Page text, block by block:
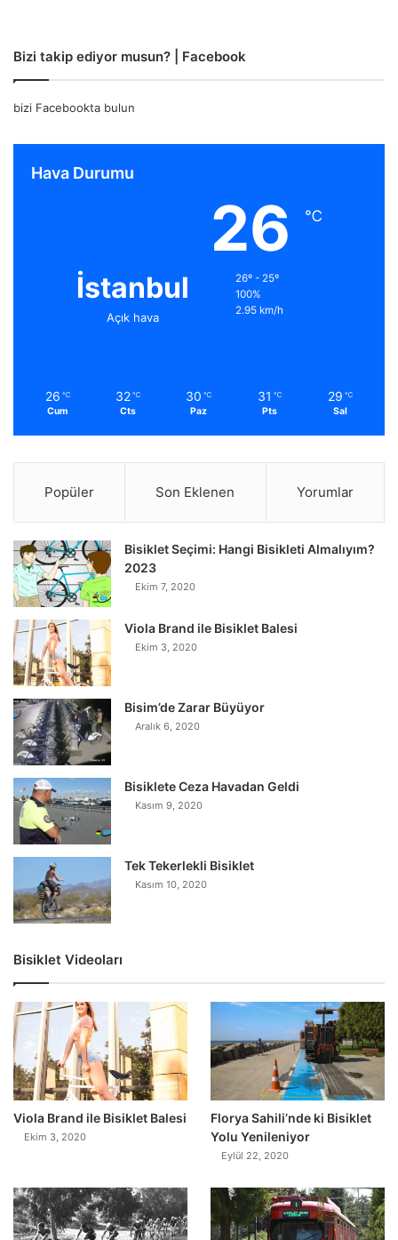
Bizi takip ediyor musun? | Facebook
bizi Facebookta bulun
Hava Durumu
İstanbul
Açık hava
26 ℃
26º - 25º
100%
2.95 km/h
26 ℃
Cum
32 ℃
Cts
30 ℃
Paz
31 ℃
Pts
29 ℃
Sal
Popüler Son Eklenen Yorumlar
Bisiklet Seçimi: Hangi Bisikleti Almalıyım?
2023
Ekim 7, 2020
Viola Brand ile Bisiklet Balesi
Ekim 3, 2020
Bisim’de Zarar Büyüyor
Aralık 6, 2020
Bisiklete Ceza Havadan Geldi
Kasım 9, 2020
Tek Tekerlekli Bisiklet
Kasım 10, 2020
Bisiklet Videoları
Viola Brand ile Bisiklet Balesi
Ekim 3, 2020
Florya Sahili’nde ki Bisiklet
Yolu Yenileniyor
Eylül 22, 2020